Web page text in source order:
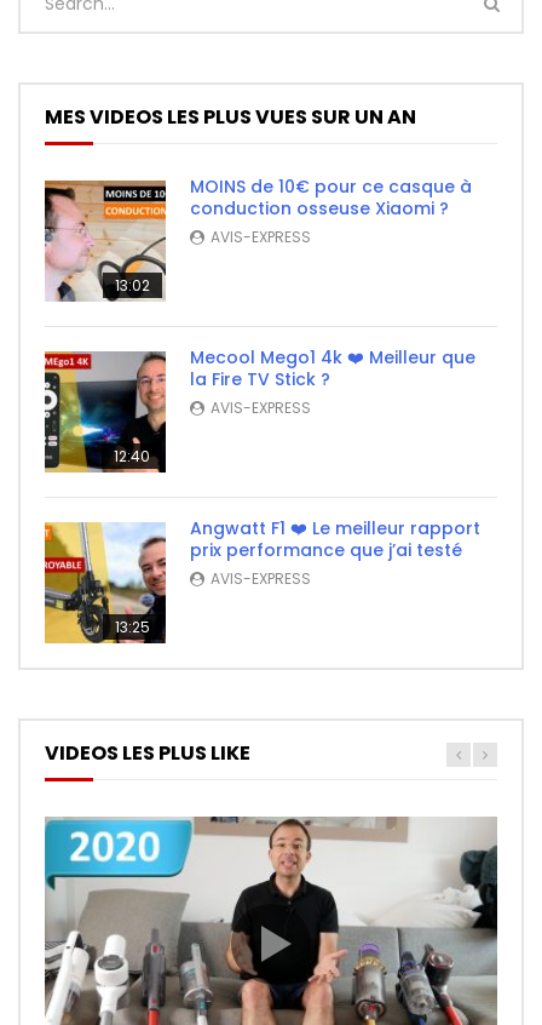
MES VIDEOS LES PLUS VUES SUR UN AN
13:02
MOINS de 10€ pour ce casque à
conduction osseuse Xiaomi ?
AVIS-EXPRESS
12:40
Mecool Mego1 4k ❤️ Meilleur que
la Fire TV Stick ?
AVIS-EXPRESS
13:25
Angwatt F1 ❤️ Le meilleur rapport
prix performance que j’ai testé
AVIS-EXPRESS
VIDEOS LES PLUS LIKE